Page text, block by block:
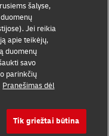
šalyse,
Jei reikia
apie teikėjų,
duomenų
savo
parinkčių
Pranešimas dėl
Tik griežtai būtina